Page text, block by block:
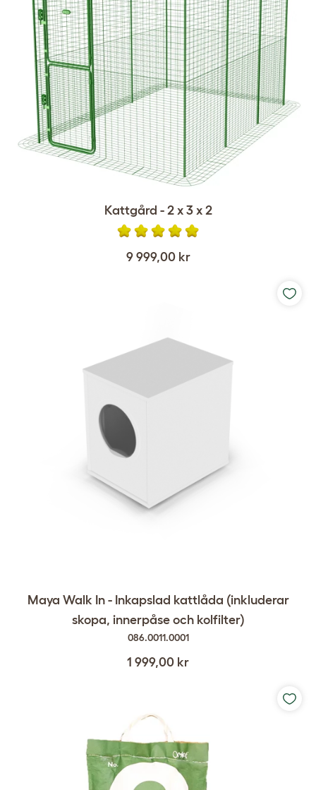
Kattgård - 2 x 3 x 2
9 999,00 kr
Maya Walk In - Inkapslad kattlåda (inkluderar
skopa, innerpåse och kolfilter)
086.0011.0001
1 999,00 kr